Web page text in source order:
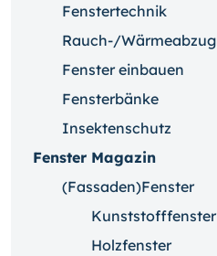
Fenstertechnik
Rauch-/Wärmeabzug
Fenster einbauen
Fensterbänke
Insektenschutz
Fenster Magazin
(Fassaden)Fenster
Kunststofffenster
Holzfenster